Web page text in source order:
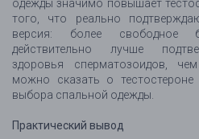
одежды значимо повышает
того, что реально
версия: более свободное
действительно лучше
здоровья сперматозоидов,
можно сказать о
выбора спальной одежды.
Практический вывод